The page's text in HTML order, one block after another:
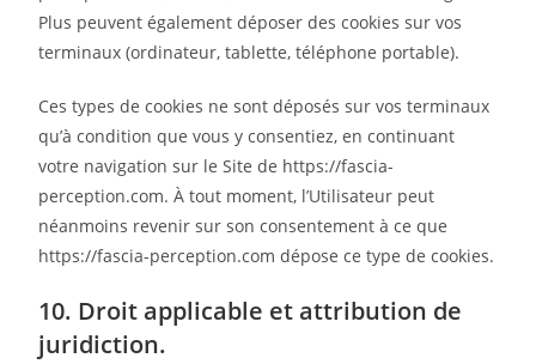
Plus peuvent également déposer des cookies sur vos
terminaux (ordinateur, tablette, téléphone portable).
Ces types de cookies ne sont déposés sur vos terminaux
qu’à condition que vous y consentiez, en continuant
votre navigation sur le Site de https://fascia-
perception.com. À tout moment, l’Utilisateur peut
néanmoins revenir sur son consentement à ce que
https://fascia-perception.com dépose ce type de cookies.
10. Droit applicable et attribution de
juridiction.